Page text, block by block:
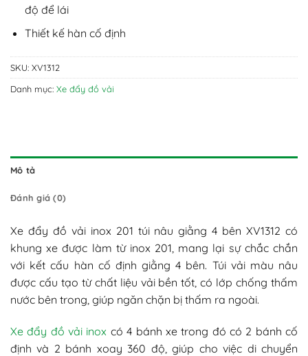
độ để lái
Thiết kế hàn cố định
SKU: XV1312
Danh mục: Xe đẩy đồ vải
Mô tả
Đánh giá (0)
Xe đẩy đồ vải inox 201 túi nâu giằng 4 bên XV1312 có
khung xe được làm từ inox 201, mang lại sự chắc chắn
với kết cấu hàn cố định giằng 4 bên. Túi vải màu nâu
được cấu tạo từ chất liệu vải bền tốt, có lớp chống thấm
nước bên trong, giúp ngăn chặn bị thấm ra ngoài.
Xe đẩy đồ vải inox có 4 bánh xe trong đó có 2 bánh cố
định và 2 bánh xoay 360 độ, giúp cho việc di chuyển